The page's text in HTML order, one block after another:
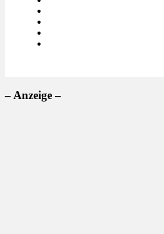
– Anzeige –